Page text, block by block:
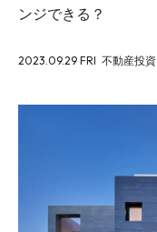
ンジできる？
2023.09.29 FRI 不動産投資